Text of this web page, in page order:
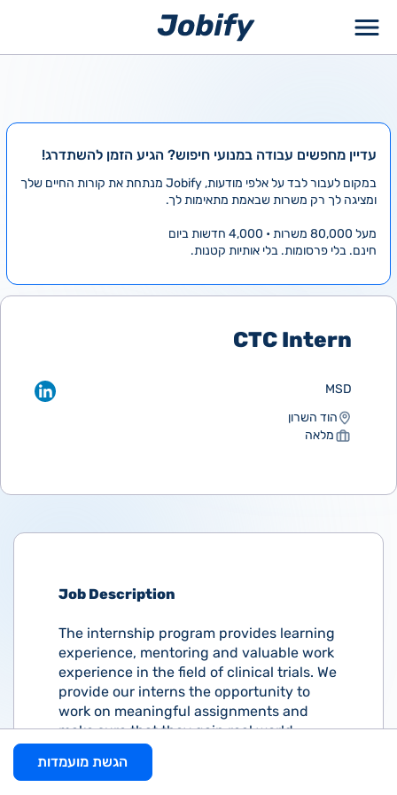
עדיין מחפשים עבודה במנועי חיפוש? הגיע הזמן להשתדרג!
במקום לעבור לבד על אלפי מודעות, Jobify מנתחת את קורות החיים שלך
ומציגה לך רק משרות שבאמת מתאימות לך.
מעל 80,000 משרות • 4,000 חדשות ביום
חינם. בלי פרסומות. בלי אותיות קטנות.
CTC Intern
MSD
הוד השרון
מלאה
Job Description
The internship program provides learning
experience, mentoring and valuable work
experience in the field of clinical trials. We
provide our interns the opportunity to
work on meaningful assignments and
make sure that they gain real world
experiences (in the areas of Regulatory &
Finance and Supply & CRA support).
הגשת מועמדות